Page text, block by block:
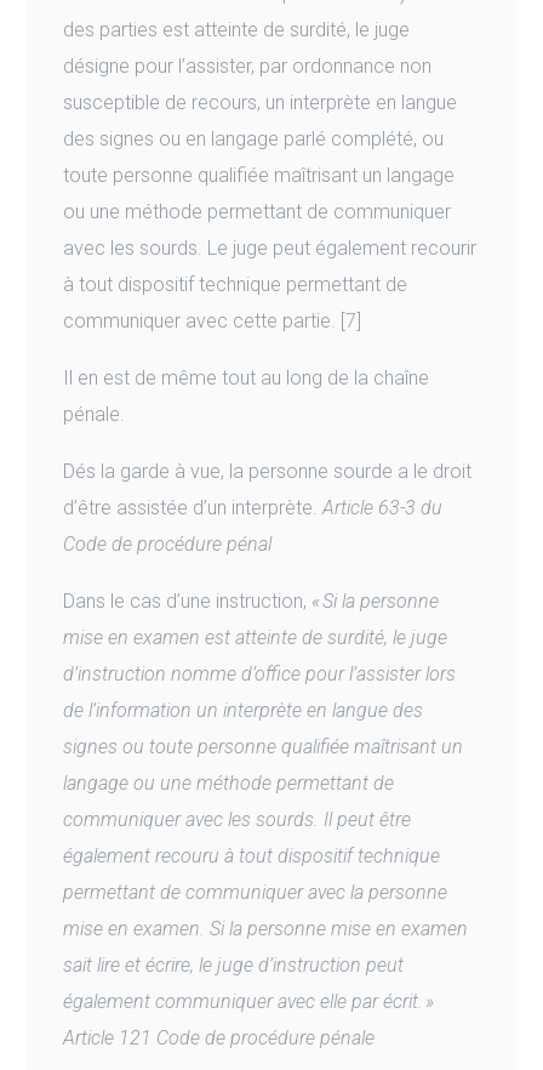
des parties est atteinte de surdité, le juge
désigne pour l’assister, par ordonnance non
susceptible de recours, un interprète en langue
des signes ou en langage parlé complété, ou
toute personne qualifiée maîtrisant un langage
ou une méthode permettant de communiquer
avec les sourds. Le juge peut également recourir
à tout dispositif technique permettant de
communiquer avec cette partie. [7]
Il en est de même tout au long de la chaîne
pénale.
Dés la garde à vue, la personne sourde a le droit
d’être assistée d’un interprète.Article 63-3 du
Code de procédure pénal
Dans le cas d’une instruction, « Si la personne
mise en examen est atteinte de surdité, le juge
d’instruction nomme d’office pour l’assister lors
de l’information un interprète en langue des
signes ou toute personne qualifiée maîtrisant un
langage ou une méthode permettant de
communiquer avec les sourds. Il peut être
également recouru à tout dispositif technique
permettant de communiquer avec la personne
mise en examen. Si la personne mise en examen
sait lire et écrire, le juge d’instruction peut
également communiquer avec elle par écrit. »
Article 121 Code de procédure pénale